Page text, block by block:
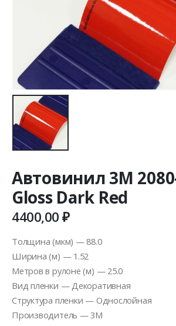
Автовинил 3M
Gloss Dark Red
4400,00₽
Толщина (мкм) — 88.0
Ширина (м) — 1.52
Метров в рулоне (м) — 25.0
Вид пленки — Декоративная
Структура пленки — Однослойная
Производитель — 3M